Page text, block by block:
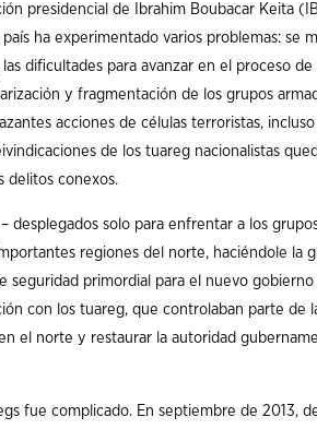
presidencial de Ibrahim Boubacar Keita
ha experimentado varios problemas: se
dificultades para avanzar en el proceso
y fragmentación de los grupos
acciones de células terroristas,
de los tuareg nacionalistas
delitos conexos.
desplegados solo para enfrentar a los
regiones del norte, haciéndole la
seguridad primordial para el nuevo
con los tuareg, que controlaban parte de
el norte y restaurar la autoridad
fue complicado. En septiembre de 2013,